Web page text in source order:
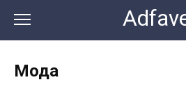
контенту
Мода